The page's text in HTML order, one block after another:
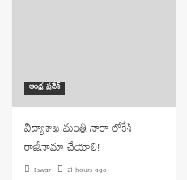
ఆంధ్ర ప్రదేశ్
విద్యాశాఖ మంత్రి నారా లోకేశ్
రాజీనామా చేయాలి!
Eswar 21 hours ago